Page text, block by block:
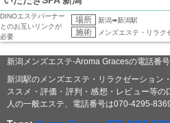
DINOエステバーナー
とのお互いリンクが
必要
場所 新潟➠新潟駅
施術 メンズエステ・リラク
新潟メンズエステ-Aroma Gracesの電話番
新潟駅のメンズエステ・リラクゼーション
ススメ・評価・評判・感想・レビュー等
人の一般エステ、電話番号は070-4295-8369